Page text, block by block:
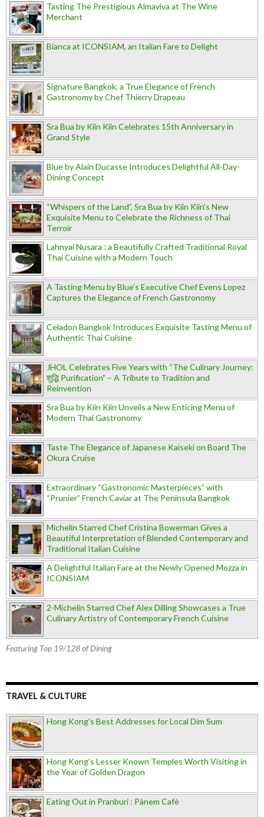
Tasting The Prestigious Almaviva at The Wine
Merchant
Bianca at ICONSIAM, an Italian Fare to Delight
Signature Bangkok, a True Elegance of French
Gastronomy by Chef Thierry Drapeau
Sra Bua by Kiin Kiin Celebrates 15th Anniversary in
Grand Style
Blue by Alain Ducasse Introduces Delightful All-Day-
Dining Concept
“Whispers of the Land”, Sra Bua by Kiin Kiin's New
Exquisite Menu to Celebrate the Richness of Thai
Terroir
Lahnyai Nusara : a Beautifully Crafted Traditional Royal
Thai Cuisine with a Modern Touch
A Tasting Menu by Blue’s Executive Chef Evens Lopez
Captures the Elegance of French Gastronomy
Celadon Bangkok Introduces Exquisite Tasting Menu of
Authentic Thai Cuisine
JHOL Celebrates Five Years with “The Culinary Journey:
शुद्धि Purification” – A Tribute to Tradition and
Reinvention
Sra Bua by Kiin Kiin Unveils a New Enticing Menu of
Modern Thai Gastronomy
Taste The Elegance of Japanese Kaiseki on Board The
Okura Cruise
Extraordinary “Gastronomic Masterpieces” with
“Prunier” French Caviar at The Peninsula Bangkok
Michelin Starred Chef Cristina Bowerman Gives a
Beautiful Interpretation of Blended Contemporary and
Traditional Italian Cuisine
A Delightful Italian Fare at the Newly Opened Mozza in
ICONSIAM
2-Michelin Starred Chef Alex Dilling Showcases a True
Culinary Artistry of Contemporary French Cuisine
Featuring Top 19/128 of Dining
TRAVEL & CULTURE
Hong Kong's Best Addresses for Local Dim Sum
Hong Kong's Lesser Known Temples Worth Visiting in
the Year of Golden Dragon
Eating Out in Pranburi : Pànem Cafè